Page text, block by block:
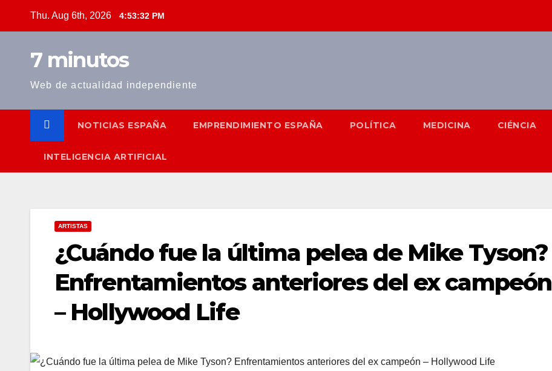
Thu. Aug 6th, 2026 4:53:33 PM
7 minutos
Web de actualidad independiente
NOTICIAS ESPAÑA EMPRENDIMIENTO ESPAÑA POLÍTICA MEDICINA CIÉNCIA
INTELIGENCIA ARTIFICIAL
ARTISTAS
¿Cuándo fue la última pelea de Mike Tyson?
Enfrentamientos anteriores del ex campeón
– Hollywood Life